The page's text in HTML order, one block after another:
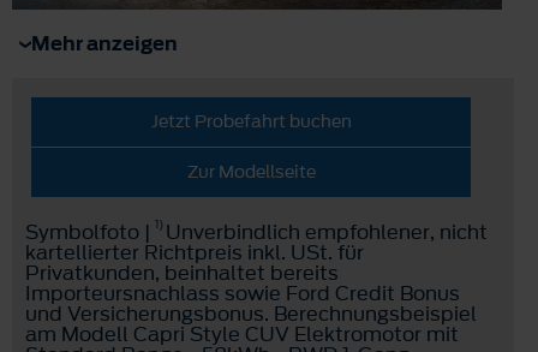
Mehr anzeigen
Jetzt Probefahrt buchen
Zur Modellseite
Symbolfoto | 1) Unverbindlich empfohlener, nicht
kartellierter Richtpreis inkl. USt. für
Privatkunden, beinhaltet bereits
Importeursnachlass sowie Ford Credit Bonus
und Versicherungsbonus. Berechnungsbeispiel
am Modell Capri Style CUV Elektromotor mit